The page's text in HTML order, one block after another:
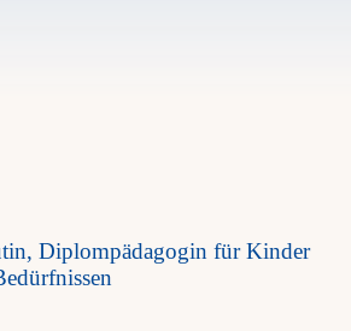
Diplompädagogin für Kinder